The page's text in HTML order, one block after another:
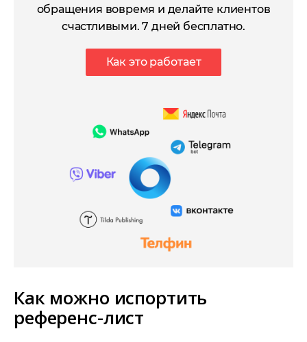
обращения вовремя и делайте клиентов
счастливыми. 7 дней бесплатно.
Как это работает
Как можно испортить
референс-лист